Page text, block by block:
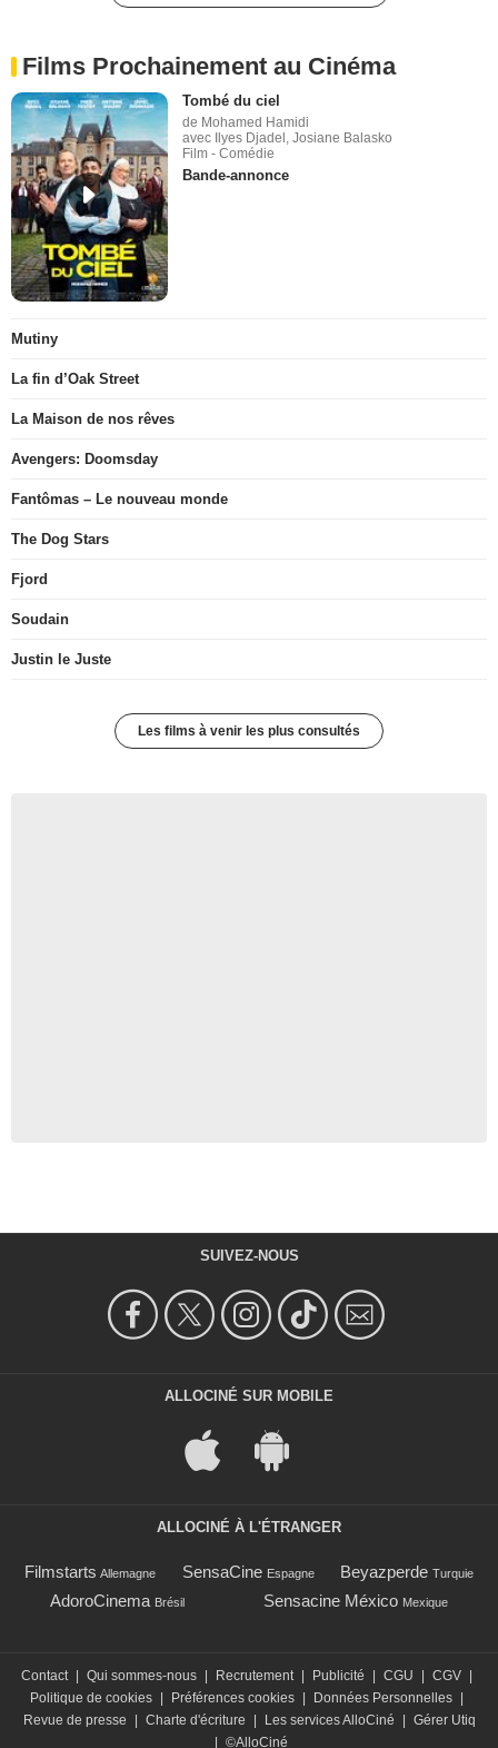
Films Prochainement au Cinéma
Tombé du ciel
de Mohamed Hamidi
avec Ilyes Djadel, Josiane Balasko
Film - Comédie
Bande-annonce
Mutiny
La fin d’Oak Street
La Maison de nos rêves
Avengers: Doomsday
Fantômas – Le nouveau monde
The Dog Stars
Fjord
Soudain
Justin le Juste
Les films à venir les plus consultés
SUIVEZ-NOUS
ALLOCINÉ SUR MOBILE
ALLOCINÉ À L'ÉTRANGER
Filmstarts Allemagne SensaCine Espagne Beyazperde Turquie
AdoroCinema Brésil Sensacine México Mexique
Contact Qui sommes-nous Recrutement Publicité CGU CGV
Politique de cookies
Préférences cookies Données Personnelles
Revue de presse
Charte d'écriture Les services AlloCiné
Gérer Utiq
©AlloCiné